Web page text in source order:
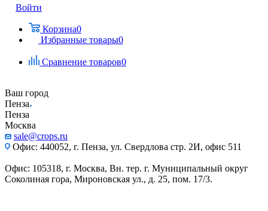
Войти
Корзина0
Избранные товары0
Сравнение товаров0
Ваш город
Пенза
Пенза
Москва
sale@crops.ru
Офис: 440052, г. Пенза, ул. Свердлова стр. 2И, офис 511
Офис: 105318, г. Москва, Вн. тер. г. Муниципальный округ
Соколиная гора, Мироновская ул., д. 25, пом. 17/3.